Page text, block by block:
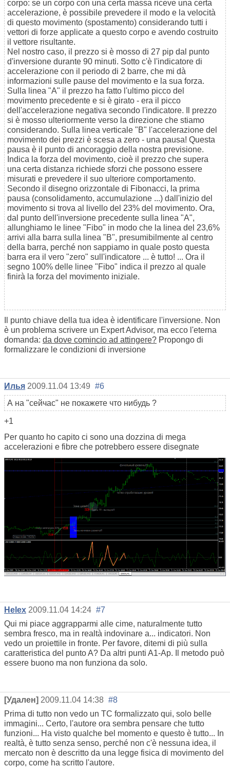
corpo: se un corpo con una certa massa riceve una certa
accelerazione, è possibile prevedere il modo e la velocità
di questo movimento (spostamento) considerando tutti i
vettori di forze applicate a questo corpo e avendo costruito
il vettore risultante.
Nel nostro caso, il prezzo si è mosso di 27 pip dal punto
d'inversione durante 90 minuti. Sotto c'è l'indicatore di
accelerazione con il periodo di 2 barre, che mi dà
informazioni sulle pause del movimento e la sua forza.
Sulla linea "A" il prezzo ha fatto l'ultimo picco del
movimento precedente e si è girato - era il picco
dell'accelerazione negativa secondo l'indicatore. Il prezzo
si è mosso ulteriormente verso la direzione che stiamo
considerando. Sulla linea verticale "B" l'accelerazione del
movimento dei prezzi è scesa a zero - una pausa! Questa
pausa è il punto di ancoraggio della nostra previsione.
Indica la forza del movimento, cioè il prezzo che supera
una certa distanza richiede sforzi che possono essere
misurati e prevedere il suo ulteriore comportamento.
Secondo il disegno orizzontale di Fibonacci, la prima
pausa (consolidamento, accumulazione ...) dall'inizio del
movimento si trova al livello del 23% del movimento. Ora,
dal punto dell'inversione precedente sulla linea "A",
allunghiamo le linee "Fibo" in modo che la linea del 23,6%
arrivi alla barra sulla linea "B", presumibilmente al centro
della barra, perché non sappiamo in quale posto questa
barra era il vero "zero" sull'indicatore ... è tutto! ... Ora il
segno 100% delle linee "Fibo" indica il prezzo al quale
finirà la forza del movimento iniziale.
Il punto chiave della tua idea è identificare l'inversione. Non
è un problema scrivere un Expert Advisor, ma ecco l'eterna
domanda: da dove comincio ad attingere? Propongo di
formalizzare le condizioni di inversione
Илья 2009.11.04 13:49 #6
А на "сейчас" не покажете что нибудь ?
+1
Per quanto ho capito ci sono una dozzina di mega
accelerazioni e fibre che potrebbero essere disegnate
Helex 2009.11.04 14:24 #7
Qui mi piace aggrapparmi alle cime, naturalmente tutto
sembra fresco, ma in realtà indovinare a... indicatori. Non
vedo un proiettile in fronte. Per favore, ditemi di più sulla
caratteristica del punto A? Da altri punti A1-Ap. Il metodo può
essere buono ma non funziona da solo.
[Удален] 2009.11.04 14:38 #8
Prima di tutto non vedo un TC formalizzato qui, solo belle
immagini... Certo, l'autore ora sembra pensare che tutto
funzioni... Ha visto qualche bel momento e questo è tutto... In
realtà, è tutto senza senso, perché non c'è nessuna idea, il
mercato non è descritto da una legge fisica di movimento del
corpo, come ha scritto l'autore.